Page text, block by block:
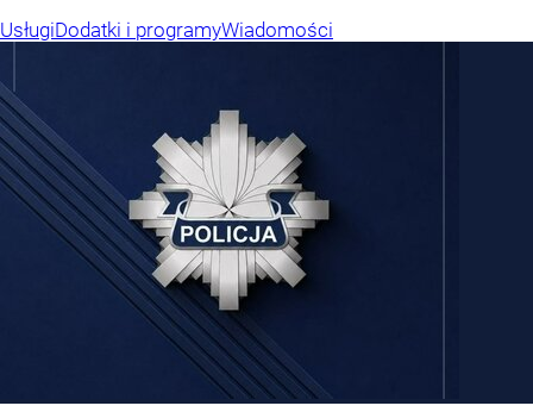
UsługiDodatki i programyWiadomości